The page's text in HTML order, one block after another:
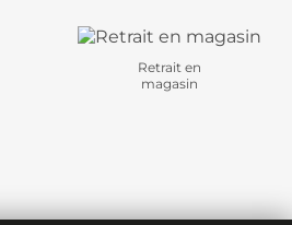
Retrait en
magasin